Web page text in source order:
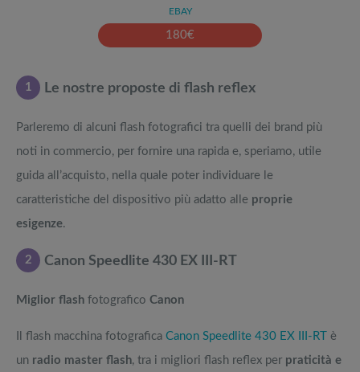
EBAY
180€
1 Le nostre proposte di flash reflex
Parleremo di alcuni flash fotografici tra quelli dei brand più
noti in commercio, per fornire una rapida e, speriamo, utile
guida all’acquisto, nella quale poter individuare le
caratteristiche del dispositivo più adatto alle proprie
esigenze.
2 Canon Speedlite 430 EX III-RT
Miglior flash fotografico Canon
Il flash macchina fotografica Canon Speedlite 430 EX III-RT è
un radio master flash, tra i migliori flash reflex per praticità e